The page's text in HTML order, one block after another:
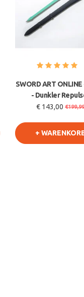
SWORD ART
- Dunkler
€ 143,00 €199,99
+